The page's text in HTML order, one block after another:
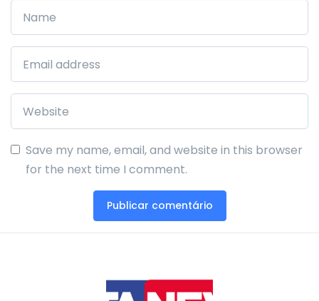
Save my name, email, and website in this browser
for the next time I comment.